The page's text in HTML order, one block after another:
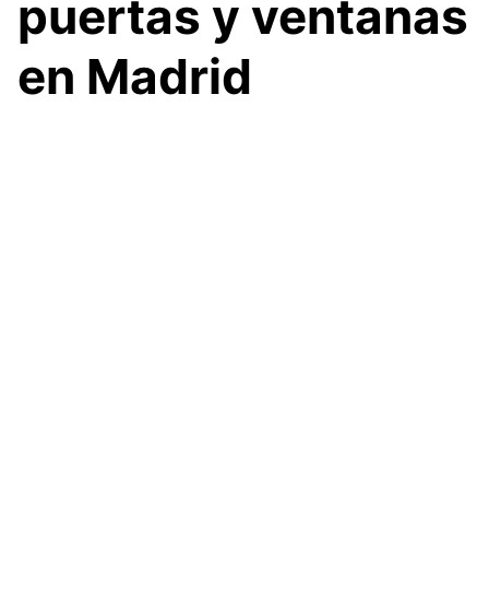
puertas y ventanas
en Madrid